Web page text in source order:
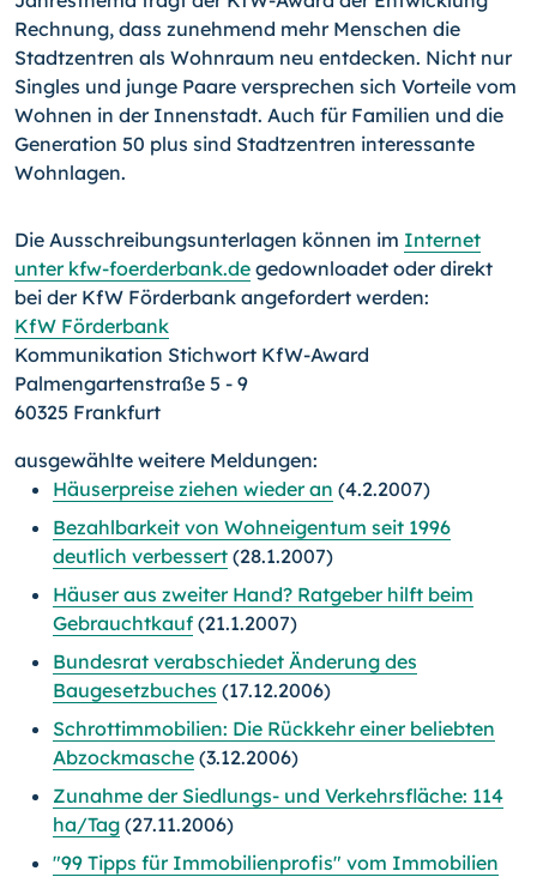
Rechnung, dass zunehmend mehr Menschen die
Stadtzentren als Wohnraum neu entdecken. Nicht nur
Singles und junge Paare versprechen sich Vorteile vom
Wohnen in der Innenstadt. Auch für Familien und die
Generation 50 plus sind Stadtzentren interessante
Wohnlagen.
Die Ausschreibungsunterlagen können im Internet
unter kfw-foerderbank.de gedownloadet oder direkt
bei der KfW Förderbank angefordert werden:
KfW Förderbank
Kommunikation Stichwort KfW-Award
Palmengartenstraße 5 - 9
60325 Frankfurt
ausgewählte weitere Meldungen:
Häuserpreise ziehen wieder an (4.2.2007)
Bezahlbarkeit von Wohneigentum seit 1996
deutlich verbessert (28.1.2007)
Häuser aus zweiter Hand? Ratgeber hilft beim
Gebrauchtkauf (21.1.2007)
Bundesrat verabschiedet Änderung des
Baugesetzbuches (17.12.2006)
Schrottimmobilien: Die Rückkehr einer beliebten
Abzockmasche (3.12.2006)
Zunahme der Siedlungs- und Verkehrsfläche: 114
ha/Tag (27.11.2006)
"99 Tipps für Immobilienprofis" vom Immobilien